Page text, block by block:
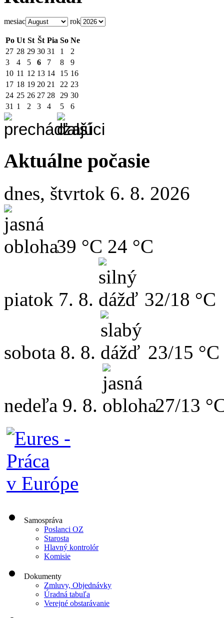
mesiac rok
Po Ut St Št Pia So Ne
27 28 29 30 31 1
2
3
4 5 6 7 8
9
10 11 12 13 14 15 16
17 18 19 20 21 22 23
24 25 26 27 28 29 30
31 1 2 3 4 5 6
Aktuálne počasie
dnes, štvrtok 6. 8. 2026
39 °C 24 °C
piatok 7. 8. 32/18 °C
sobota 8. 8. 23/15 °C
nedeľa 9. 8. 27/13
Samospráva
Poslanci OZ
Starosta
Hlavný kontrolór
Komisie
Dokumenty
Zmluvy, Objednávky
Úradná tabuľa
Verejné obstarávanie